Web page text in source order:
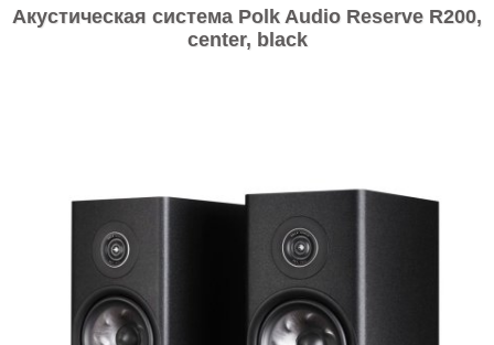
Акустическая система Polk Audio Reserve R200,
center, black